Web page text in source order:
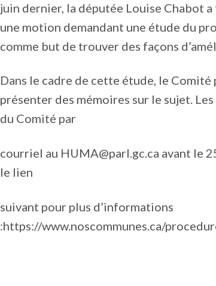
juin dernier, la députée Louise Chabot
une motion demandant une étude du
comme but de trouver des façons
Dans le cadre de cette étude, le
présenter des mémoires sur le sujet.
du Comité par
courriel au HUMA@parl.gc.ca avant le
le lien
suivant pour plus d’informations
:https://www.noscommunes.ca/